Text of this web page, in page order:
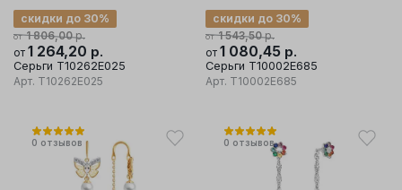
от 1 806,00р.
скидки до 30%
от 1 264,20 р.
Серьги Т10262Е025
Арт. Т10262Е025
от 1 543,50р.
скидки до 30%
от 1 080,45 р.
Серьги Т10002Е685
Арт. Т10002Е685
0 отзывов 0 отзывов